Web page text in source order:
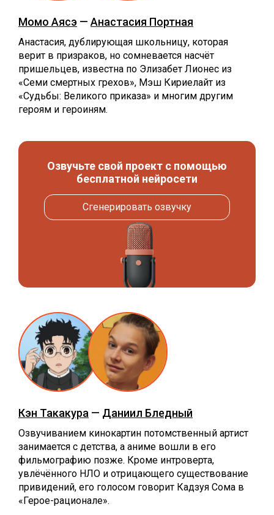
Момо Аясэ — Анастасия Портная
Анастасия, дублирующая школьницу, которая
верит в призраков, но сомневается насчёт
пришельцев, известна по Элизабет Лионес из
«Семи смертных грехов», Мэш Кириелайт из
«Судьбы: Великого приказа» и многим другим
героям и героиням.
Озвучьте свой проект с помощью
бесплатной нейросети
Сгенерировать озвучку
Кэн Такакура — Даниил Бледный
Озвучиванием кинокартин потомственный артист
занимается с детства, а аниме вошли в его
фильмографию позже. Кроме интроверта,
увлёчённого НЛО и отрицающего существование
привидений, его голосом говорит Кадзуя Сома в
«Герое-рационале».